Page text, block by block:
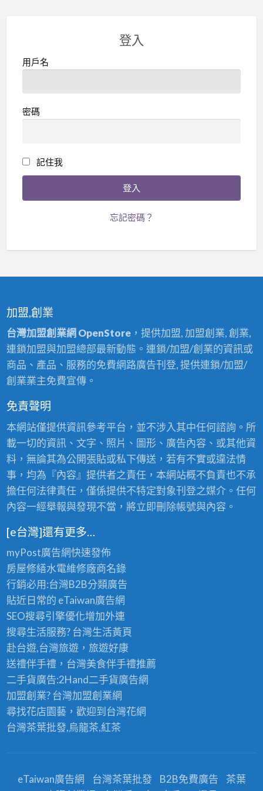
登入
用戶名
密碼
記住我
忘記密碼？
加盟,創業
台灣加盟創業網 OpenStore，提供加盟, 加盟創業, 創業,
連鎖加盟與加盟總部最新動態。連鎖/加盟/創業的資訊或
商品、產品、服務的免費網路廣告刊登, 提供連鎖/加盟/
創業業主免費宣傳。
免責聲明
本網站僅提供資訊參考平台，並不涉入其中任何諮詢。所
載一切的資訊、文字、照片、圖形、廣告內容、或其他資
料，無論其為公開張貼或私下傳送，若有不實或違法情
事，均為『內容』提供者之責任，本網站概不負責也不承
擔任何法律責任，僅係提供不特定對象刊登之媒介。任何
內容一經舉報與發現不當，將立即刪除帳號與內容。
[e台灣]還有更多…
myPost廣告網快速發佈
房屋修繕水電維修廠商名錄
行銷必用:台灣B2B分類廣告
貼近日常的 eTaiwan廣告網
SEO搜尋引擎優化增加外連
搜尋生活服務? 台灣生活黃頁
赴台遊,台灣旅遊，旅遊好康
送禮伴手禮，台灣美食伴手禮推薦
二手貨廣告:2Hand二手貨廣告網
加盟創業? 台灣加盟創業網
尋找花店園藝，歡迎到 台灣花網
台灣茶葉批發,烏龍茶,紅茶
eTaiwan廣告網 台灣茶葉批發 B2B免費廣告
茶葉